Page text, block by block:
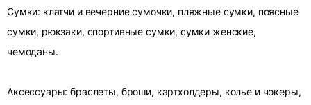
Сумки: клатчи и вечерние сумочки, пляжные сумки, поясные
сумки, рюкзаки, спортивные сумки, сумки женские,
чемоданы.
Аксессуары: браслеты, броши, картхолдеры, колье и чокеры,